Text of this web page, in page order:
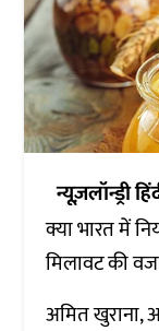
न्यूज़लॉन्ड्री
क्या भारत में
मिलावट की
अमित खुराना,